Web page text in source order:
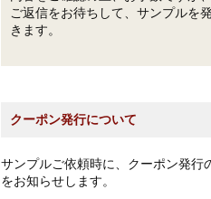
ご返信をお待ちして、サンプルを
きます。
クーポン発行について
サンプルご依頼時に、クーポン発行
をお知らせします。